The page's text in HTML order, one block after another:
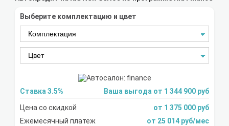
Выберите комплектацию и цвет
Ставка 3.5%
Ваша выгода от 1 344 900 руб
Цена со скидкой
от 1 375 000 руб
Ежемесячный платеж
от 25 014 руб/мес